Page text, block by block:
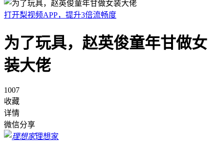
打开梨视频APP，提升3倍流畅度
为了玩具，赵英俊童年甘做女
装大佬
1007
收藏
详情
微信分享
理想家